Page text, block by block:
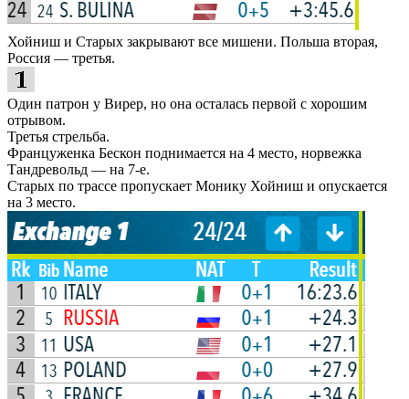
Хойниш и Старых закрывают все мишени. Польша вторая,
Россия — третья.
Один патрон у Вирер, но она осталась первой с хорошим
отрывом.
Третья стрельба.
Француженка Бескон поднимается на 4 место, норвежка
Тандревольд — на 7-е.
Старых по трассе пропускает Монику Хойниш и опускается
на 3 место.